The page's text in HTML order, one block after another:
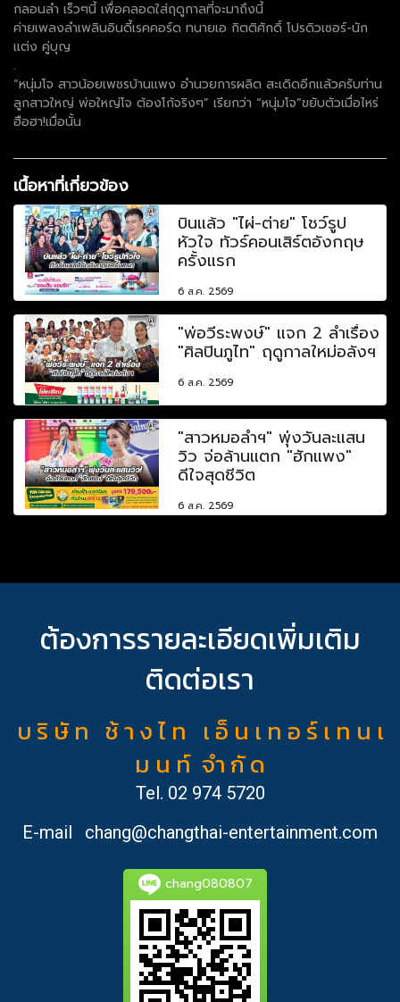
กลอนลำ เร็วๆนี้ เพื่อคลอดใส่ฤดูกาลที่จะมาถึงนี้
ค่ายเพลงลำเพลินอินดี้เรคคอร์ด ทนายเอ กิตติศักดิ์ โปรดิวเซอร์-นัก
เเต่ง คู่บุญ
.
“หนุ่มโจ สาวน้อยเพชรบ้านแพง อำนวยการผลิต สะเดิดอีกเเล้วครับท่าน
ลูกสาวใหญ่ พ่อใหญ่โจ ต้องโก้จริงๆ” เรียกว่า “หนุ่มโจ”ขยับตัวเมื่อไหร่
ฮือฮา!เมื่อนั้น
เนื้อหาที่เกี่ยวข้อง
บินแล้ว "ไผ่-ต่าย" โชว์รูป
หัวใจ ทัวร์คอนเสิร์ตอังกฤษ
ครั้งแรก
6 ส.ค. 2569
"พ่อวีระพงษ์" แจก 2 ลำเรื่อง
"ศิลปินภูไท" ฤดูกาลใหม่อลังฯ
6 ส.ค. 2569
"สาวหมอลำฯ" พุ่งวันละแสน
วิว จ่อล้านแตก "ฮักแพง"
ดีใจสุดชีวิต
6 ส.ค. 2569
ต้องการรายละเอียดเพิ่มเติม
ติดต่อเรา
บ ริ ษั ท ช้ า ง ไ ท เ อ็ น เ ท อ ร์ เ ท น เ
ม น ท์ จำ กั ด
Tel. 02 974 5720
E-mail
chang@changthai-entertainment.com
chang080807